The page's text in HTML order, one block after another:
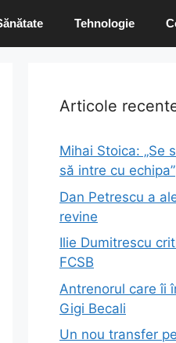
Tehnologie
Articole
Mihai Stoica: „Se
să intre cu echipa”
Dan Petrescu a
revine
Ilie Dumitrescu
FCSB
Antrenorul care îi
Gigi Becali
Un nou transfer